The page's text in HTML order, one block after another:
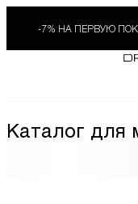
-7% НА ПЕРВУЮ
Каталог для